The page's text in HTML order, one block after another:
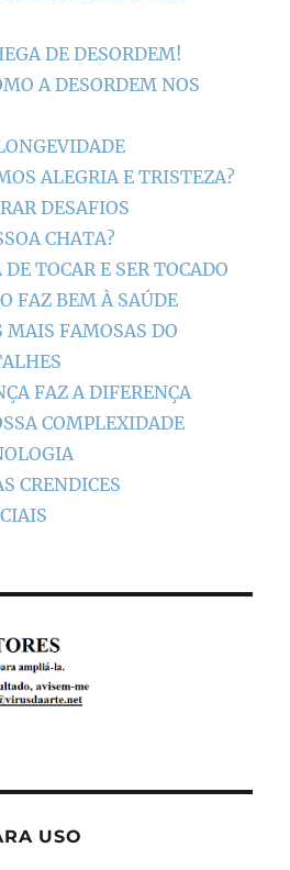
DE DESORDEM!
A DESORDEM NOS
ALEGRIA E TRISTEZA?
DESAFIOS
CHATA?
TOCAR E SER TOCADO
FAZ BEM À SAÚDE
MAIS FAMOSAS DO
FAZ A DIFERENÇA
COMPLEXIDADE
CRENDICES
USO